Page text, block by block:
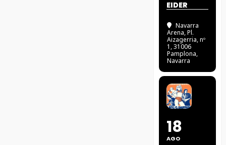
EIDER
Navarra
Arena, Pl.
Aizagerria, nº
1, 31006
Pamplona,
Navarra
18
AGO